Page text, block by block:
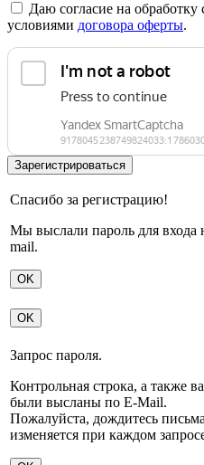
Даю согласие на
условиями договора оферты.
Спасибо за регистрацию!
Мы выслали пароль для входа
mail.
OK
OK
Запрос пароля.
Контрольная строка, а также
были высланы по E-Mail.
Пожалуйста, дождитесь
изменяется при каждом